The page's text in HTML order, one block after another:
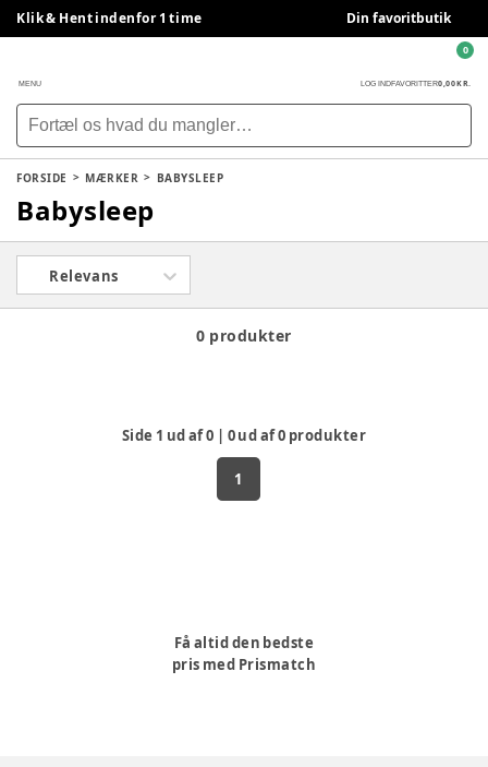
Klik & Hent indenfor 1 time Din favoritbutik
MENU LOG INDFAVORITTER0,00 KR.
0
FORSIDE MÆRKER BABYSLEEP
Babysleep
Relevans
0 produkter
Side 1 ud af0 | 0ud af0 produkter
1
Få altid den bedste
pris med Prismatch